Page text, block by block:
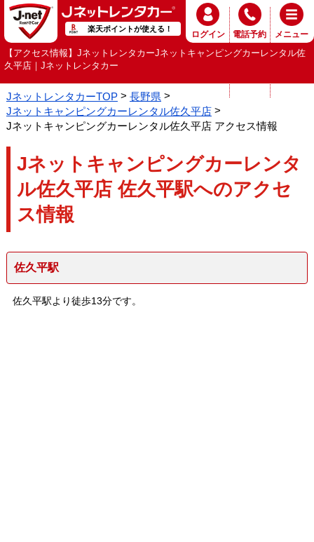
楽天ポイントが使える！
ログイン 電話予約 メニュー
【アクセス情報】JネットレンタカーJネットキャンピングカーレンタル佐
久平店｜Jネットレンタカー
JネットレンタカーTOP
長野県
Jネットキャンピングカーレンタル佐久平店
Jネットキャンピングカーレンタル佐久平店 アクセス情報
Jネットキャンピングカーレンタ
ル佐久平店 佐久平駅へのアクセ
ス情報
佐久平駅
佐久平駅より徒歩13分です。